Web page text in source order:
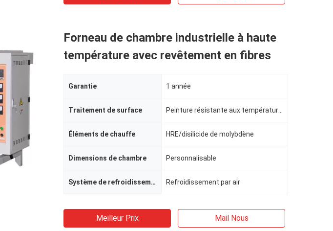
Forneau de chambre industrielle à haute
température avec revêtement en fibres
Garantie 1 année
Traitement de surface
Éléments de chauffe HRE/disilicide de molybdène
Dimensions de chambre Personnalisable
Système de refroidissement Refroidissement par air
Meilleur Prix Mail Nous